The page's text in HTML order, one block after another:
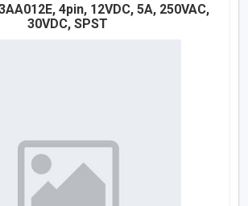
4pin, 12VDC, 5A, 250VAC,
30VDC, SPST